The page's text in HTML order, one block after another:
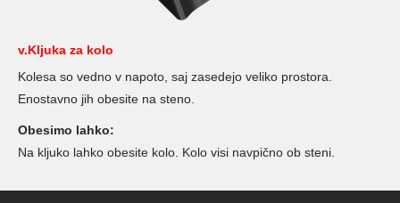
v.Kljuka za kolo
Kolesa so vedno v napoto, saj zasedejo veliko prostora.
Enostavno jih obesite na steno.
Obesimo lahko:
Na kljuko lahko obesite kolo. Kolo visi navpično ob steni.